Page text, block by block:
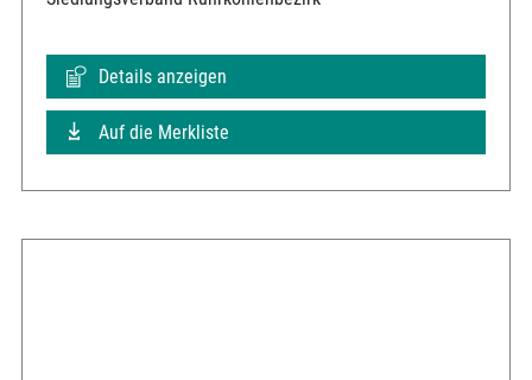
Details anzeigen
Auf die Merkliste